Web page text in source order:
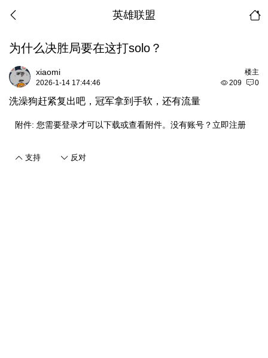
英雄联盟
为什么决胜局要在这打solo？
楼主
xiaomi
209 0
2026-1-14 17:44:46
洗澡狗赶紧复出吧，冠军拿到手软，还有流量
附件: 您需要登录才可以下载或查看附件。没有账号？ 立即注册
支持 反对